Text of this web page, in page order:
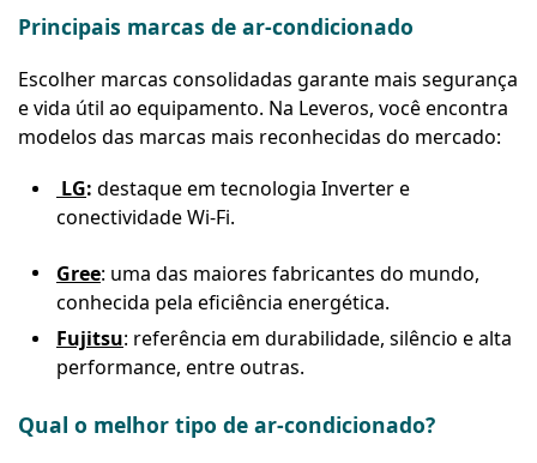
Principais marcas de ar-condicionado
Escolher marcas consolidadas garante mais segurança
e vida útil ao equipamento. Na Leveros, você encontra
modelos das marcas mais reconhecidas do mercado:
LG: destaque em tecnologia Inverter e
conectividade Wi-Fi.
Gree: uma das maiores fabricantes do mundo,
conhecida pela eficiência energética.
Fujitsu: referência em durabilidade, silêncio e alta
performance, entre outras.
Qual o melhor tipo de ar-condicionado?